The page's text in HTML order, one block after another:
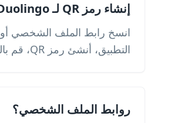
إنشاء رمز QR لـ Duolingo؟
انسخ رابط الملف الشخصي أو
التطبيق، أنشئ رمز QR، قم بالتنزيل.
روابط الملف الشخصي؟